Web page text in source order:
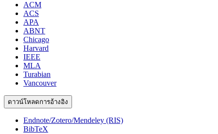
ACM
ACS
APA
ABNT
Chicago
Harvard
IEEE
MLA
Turabian
Vancouver
ดาวน์โหลดการอ้างอิง
Endnote/Zotero/Mendeley (RIS)
BibTeX